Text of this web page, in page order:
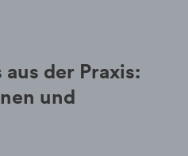
der Praxis:
und